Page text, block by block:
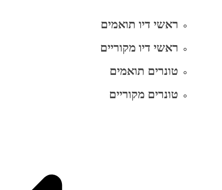
ראשי דיו תואמים
ראשי דיו מקוריים
טונרים תואמים
טונרים מקוריים